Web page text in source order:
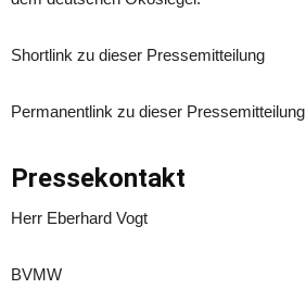
Shortlink zu dieser Pressemitteilung
Permanentlink zu dieser Pressemitteilung
Pressekontakt
Herr Eberhard Vogt
BVMW